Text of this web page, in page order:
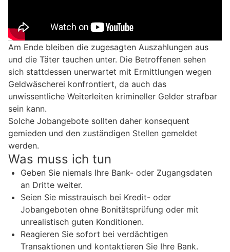
Am Ende bleiben die zugesagten Auszahlungen aus
und die Täter tauchen unter. Die Betroffenen sehen
sich stattdessen unerwartet mit Ermittlungen wegen
Geldwäscherei konfrontiert, da auch das
unwissentliche Weiterleiten krimineller Gelder strafbar
sein kann.
Solche Jobangebote sollten daher konsequent
gemieden und den zuständigen Stellen gemeldet
werden.
Was muss ich tun
Geben Sie niemals Ihre Bank- oder Zugangsdaten
an Dritte weiter.
Seien Sie misstrauisch bei Kredit- oder
Jobangeboten ohne Bonitätsprüfung oder mit
unrealistisch guten Konditionen.
Reagieren Sie sofort bei verdächtigen
Transaktionen und kontaktieren Sie Ihre Bank.